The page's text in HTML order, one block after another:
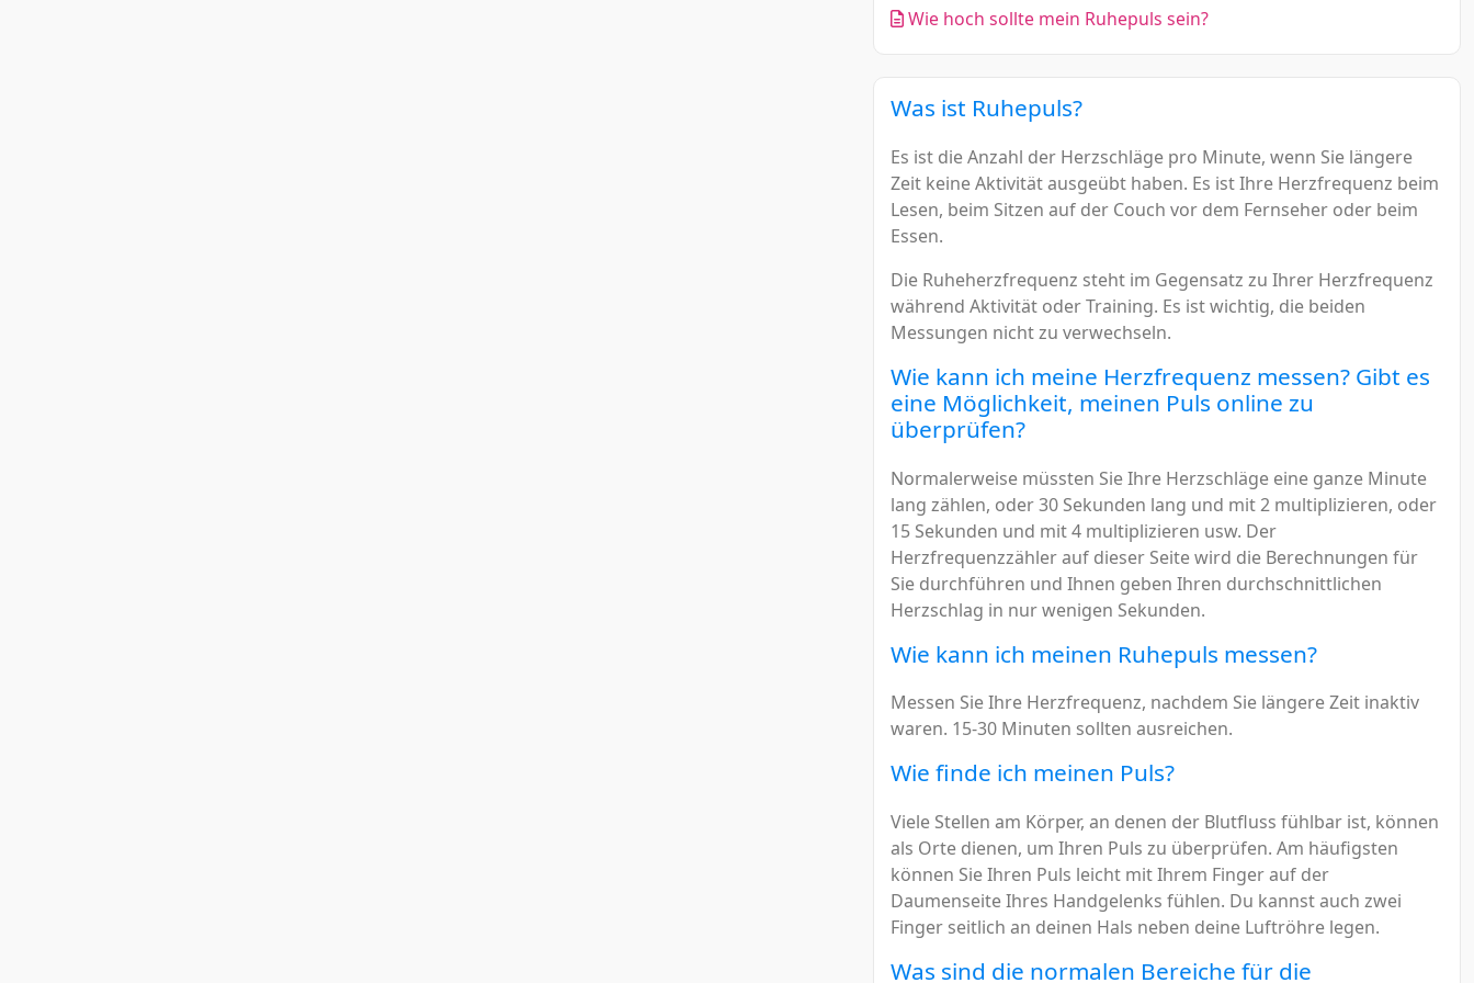
Wie hoch sollte mein Ruhepuls sein?
Was ist Ruhepuls?
Es ist die Anzahl der Herzschläge pro Minute, wenn Sie längere
Zeit keine Aktivität ausgeübt haben. Es ist Ihre Herzfrequenz beim
Lesen, beim Sitzen auf der Couch vor dem Fernseher oder beim
Essen.
Die Ruheherzfrequenz steht im Gegensatz zu Ihrer Herzfrequenz
während Aktivität oder Training. Es ist wichtig, die beiden
Messungen nicht zu verwechseln.
Wie kann ich meine Herzfrequenz messen? Gibt es
eine Möglichkeit, meinen Puls online zu
überprüfen?
Normalerweise müssten Sie Ihre Herzschläge eine ganze Minute
lang zählen, oder 30 Sekunden lang und mit 2 multiplizieren, oder
15 Sekunden und mit 4 multiplizieren usw. Der
Herzfrequenzzähler auf dieser Seite wird die Berechnungen für
Sie durchführen und Ihnen geben Ihren durchschnittlichen
Herzschlag in nur wenigen Sekunden.
Wie kann ich meinen Ruhepuls messen?
Messen Sie Ihre Herzfrequenz, nachdem Sie längere Zeit inaktiv
waren. 15-30 Minuten sollten ausreichen.
Wie finde ich meinen Puls?
Viele Stellen am Körper, an denen der Blutfluss fühlbar ist, können
als Orte dienen, um Ihren Puls zu überprüfen. Am häufigsten
können Sie Ihren Puls leicht mit Ihrem Finger auf der
Daumenseite Ihres Handgelenks fühlen. Du kannst auch zwei
Finger seitlich an deinen Hals neben deine Luftröhre legen.
Was sind die normalen Bereiche für die